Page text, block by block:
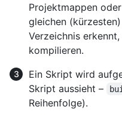
Projektmappen
gleichen
Verzeichnis
kompilieren.
Ein Skript wird
Skript aussieht –
Reihenfolge).